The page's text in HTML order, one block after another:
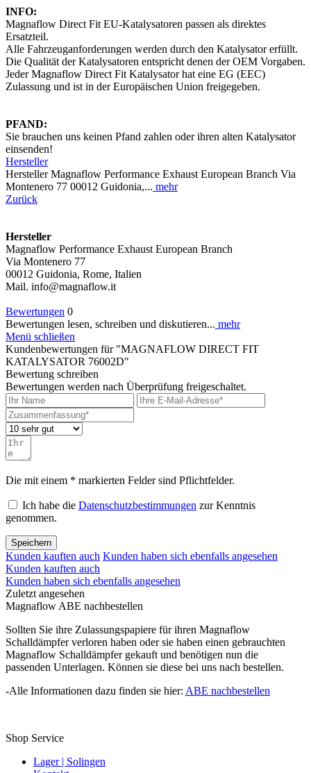
INFO:
Magnaflow Direct Fit EU-Katalysatoren passen als direktes
Ersatzteil.
Alle Fahrzeuganforderungen werden durch den Katalysator erfüllt.
Die Qualität der Katalysatoren entspricht denen der OEM Vorgaben.
Jeder Magnaflow Direct Fit Katalysator hat eine EG (EEC)
Zulassung und ist in der Europäischen Union freigegeben.
PFAND:
Sie brauchen uns keinen Pfand zahlen oder ihren alten Katalysator
einsenden!
Hersteller
Hersteller Magnaflow Performance Exhaust European Branch Via
Montenero 77 00012 Guidonia,... mehr
Zurück
Hersteller
Magnaflow Performance Exhaust European Branch
Via Montenero 77
00012 Guidonia, Rome, Italien
Mail. info@magnaflow.it
Bewertungen 0
Bewertungen lesen, schreiben und diskutieren... mehr
Menü schließen
Kundenbewertungen für "MAGNAFLOW DIRECT FIT
KATALYSATOR 76002D"
Bewertung schreiben
Bewertungen werden nach Überprüfung freigeschaltet.
Die mit einem * markierten Felder sind Pflichtfelder.
Ich habe die Datenschutzbestimmungen zur Kenntnis
genommen.
Speichern
Kunden kauften auch Kunden haben sich ebenfalls angesehen
Kunden kauften auch
Kunden haben sich ebenfalls angesehen
Zuletzt angesehen
Magnaflow ABE nachbestellen
Sollten Sie ihre Zulassungspapiere für ihren Magnaflow
Schalldämpfer verloren haben oder sie haben einen gebrauchten
Magnaflow Schalldämpfer gekauft und benötigen nun die
passenden Unterlagen. Können sie diese bei uns nach bestellen.
-Alle Informationen dazu finden sie hier: ABE nachbestellen
Shop Service
Lager | Solingen